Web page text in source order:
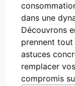
dans une
Découvrons
prennent tout
astuces
remplacer
compromis